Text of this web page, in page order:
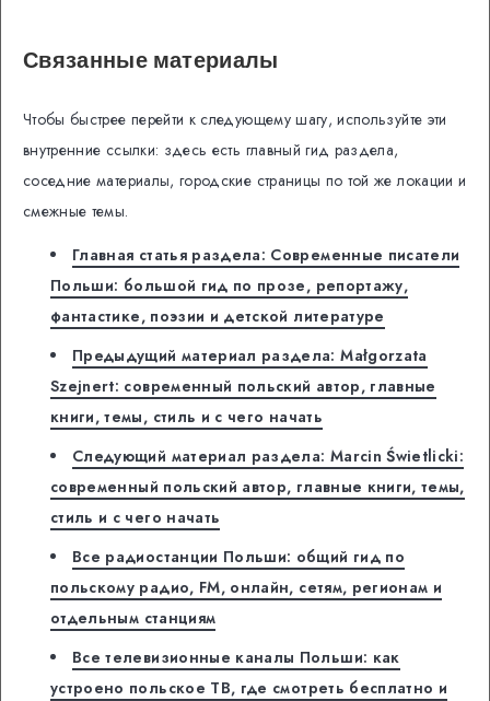
Связанные материалы
Чтобы быстрее перейти к следующему шагу, используйте эти
внутренние ссылки: здесь есть главный гид раздела,
соседние материалы, городские страницы по той же локации и
смежные темы.
Главная статья раздела: Современные писатели
Польши: большой гид по прозе, репортажу,
фантастике, поэзии и детской литературе
Предыдущий материал раздела: Małgorzata
Szejnert: современный польский автор, главные
книги, темы, стиль и с чего начать
Следующий материал раздела: Marcin Świetlicki:
современный польский автор, главные книги, темы,
стиль и с чего начать
Все радиостанции Польши: общий гид по
польскому радио, FM, онлайн, сетям, регионам и
отдельным станциям
Все телевизионные каналы Польши: как
устроено польское ТВ, где смотреть бесплатно и